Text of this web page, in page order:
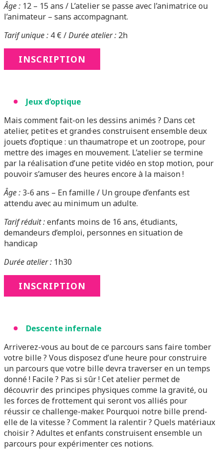
Âge : 12 – 15 ans / L’atelier se passe avec l’animatrice ou
l’animateur – sans accompagnant.
Tarif unique : 4 € /Durée atelier : 2h
INSCRIPTION
Jeux d’optique
Mais comment fait-on les dessins animés ? Dans cet
atelier, petit·es et grand·es construisent ensemble deux
jouets d’optique : un thaumatrope et un zootrope, pour
mettre des images en mouvement. L’atelier se termine
par la réalisation d’une petite vidéo en stop motion, pour
pouvoir s’amuser des heures encore à la maison !
Âge : 3-6 ans – En famille / Un groupe d’enfants est
attendu avec au minimum un adulte.
Tarif réduit :enfants moins de 16 ans, étudiants,
demandeurs d’emploi, personnes en situation de
handicap
Durée atelier : 1h30
INSCRIPTION
Descente infernale
Arriverez-vous au bout de ce parcours sans faire tomber
votre bille ? Vous disposez d’une heure pour construire
un parcours que votre bille devra traverser en un temps
donné ! Facile ? Pas si sûr ! Cet atelier permet de
découvrir des principes physiques comme la gravité, ou
les forces de frottement qui seront vos alliés pour
réussir ce challenge-maker. Pourquoi notre bille prend-
elle de la vitesse ? Comment la ralentir ? Quels matériaux
choisir ? Adultes et enfants construisent ensemble un
parcours pour expérimenter ces notions.